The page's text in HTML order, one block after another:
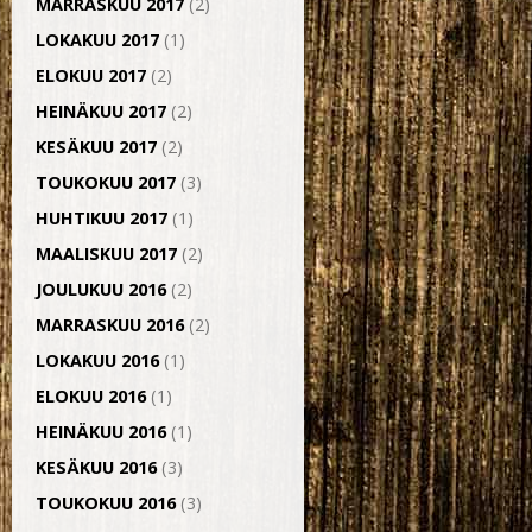
LOKAKUU 2017 (1)
ELOKUU 2017 (2)
HEINÄKUU 2017 (2)
KESÄKUU 2017 (2)
TOUKOKUU 2017 (3)
HUHTIKUU 2017 (1)
MAALISKUU 2017 (2)
JOULUKUU 2016(2)
MARRASKUU 2016(2)
LOKAKUU 2016(1)
ELOKUU 2016(1)
HEINÄKUU 2016(1)
KESÄKUU 2016(3)
TOUKOKUU 2016(3)